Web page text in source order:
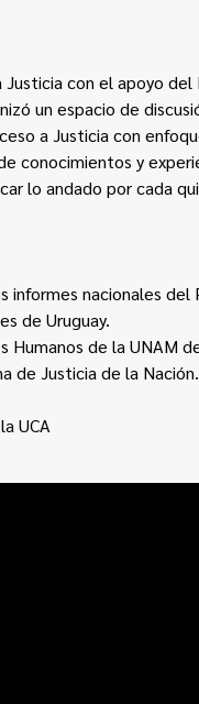
con el apoyo
un espacio de
a Justicia con
conocimientos y
lo andado por cada
nacionales del
de Uruguay.
Humanos de la UNAM
de Justicia de la Nación.
UCA